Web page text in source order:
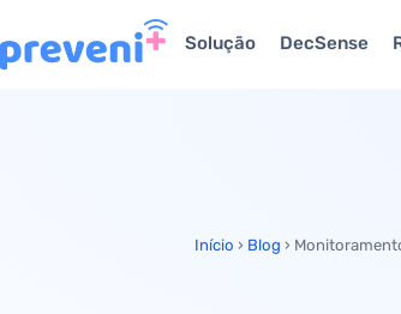
Solução DecSense
Início › Blog ›